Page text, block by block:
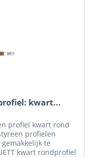
kwart...
profiel kwart rond
profielen
te
kwart rondprofiel